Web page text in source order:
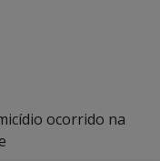
ocorrido na